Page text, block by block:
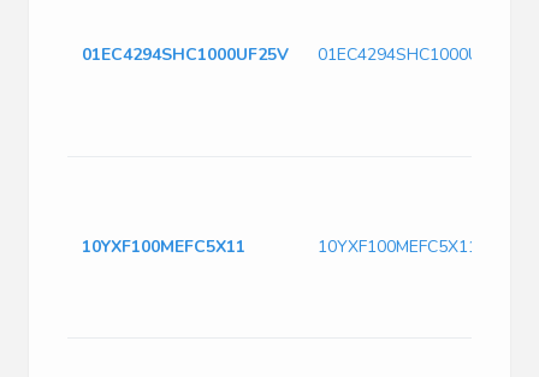
01EC4294SHC1000UF25V 01EC4294SHC1000UF25V
10YXF100MEFC5X11 10YXF100MEFC5X11